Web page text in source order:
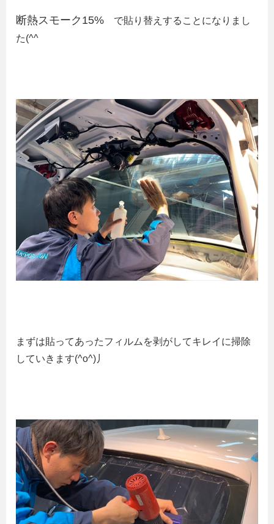
断熱スモーク15% で貼り替えすることになりまし
た(^^ゞ
まずは貼ってあったフィルムを剥がしてキレイに掃除
していきます(^o^)丿